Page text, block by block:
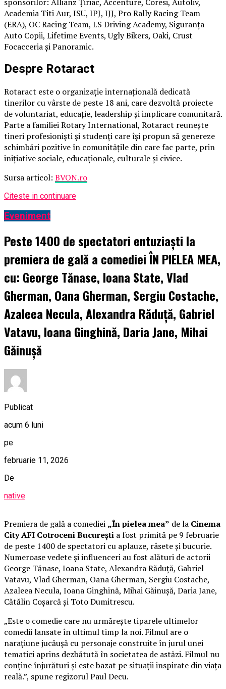
Academia Titi Aur, ISU, IPJ, IJJ, Pro Rally Racing Team
(ERA), OC Racing Team, LS Driving Academy, Siguranța
Auto Copii, Lifetime Events, Ugly Bikers, Oaki, Crust
Focacceria și Panoramic.
Despre Rotaract
Rotaract este o organizație internațională dedicată
tinerilor cu vârste de peste 18 ani, care dezvoltă proiecte
de voluntariat, educație, leadership și implicare comunitară.
Parte a familiei Rotary International, Rotaract reunește
tineri profesioniști și studenți care își propun să genereze
schimbări pozitive în comunitățile din care fac parte, prin
inițiative sociale, educaționale, culturale și civice.
Sursa articol: BVON.ro
Citeste in continuare
Eveniment
Peste 1400 de spectatori entuziaști la
premiera de gală a comediei ÎN PIELEA MEA,
cu: George Tănase, Ioana State, Vlad
Gherman, Oana Gherman, Sergiu Costache,
Azaleea Necula, Alexandra Răduță, Gabriel
Vatavu, Ioana Ginghină, Daria Jane, Mihai
Găinușă
Publicat
acum 6 luni
pe
februarie 11, 2026
De
native
Premiera de gală a comediei „În pielea mea” de la Cinema
City AFI Cotroceni București a fost primită pe 9 februarie
de peste 1400 de spectatori cu aplauze, râsete și bucurie.
Numeroase vedete și influenceri au fost alături de actorii
George Tănase, Ioana State, Alexandra Răduță, Gabriel
Vatavu, Vlad Gherman, Oana Gherman, Sergiu Costache,
Azaleea Necula, Ioana Ginghină, Mihai Găinușă, Daria Jane,
Cătălin Coșarcă și Toto Dumitrescu.
„Este o comedie care nu urmărește tiparele ultimelor
comedii lansate în ultimul timp la noi. Filmul are o
narațiune jucăușă cu personaje construite în jurul unei
tematici aprins dezbătută în societatea de astăzi. Filmul nu
conține înjurături și este bazat pe situații inspirate din viața
reală.”, spune regizorul Paul Decu.